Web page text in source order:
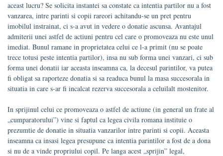
aceast lucru? Se solicita instantei sa constate ca intentia partilor nu a fost
vanzarea, intre parinti si copii rareori achitandu-se un pret pentru
imobilul instrainat, ci s-a avut in vedere o donatie ascunsa. Avantajul
admiterii unei astfel de actiuni pentru cel care o promoveaza nu este unul
imediat. Bunul ramane in proprietatea celui ce l-a primit (nu se poate
trece totusi peste intentia partilor), insa nu sub forma unei vanzari, ci sub
forma unei donatii iar aceasta inseamna ca, la decesul parintilor, va putea
fi obligat sa raporteze donatia si sa readuca bunul la masa succesorala in
situatia in care s-ar fi incalcat rezerva succesorala a celuilalt mostenitor.
In sprijinul celui ce promoveaza o astfel de actiune (in general un frate al
„cumparatorului”) vine si faptul ca legea civila romana instituie o
prezumtie de donatie in situatia vanzarilor intre parinti si copii. Aceasta
inseamna ca insasi legea presupune ca intentia parintilor a fost de a dona
si nu de a vinde propriului copil. Pe langa acest „sprijin” legal,